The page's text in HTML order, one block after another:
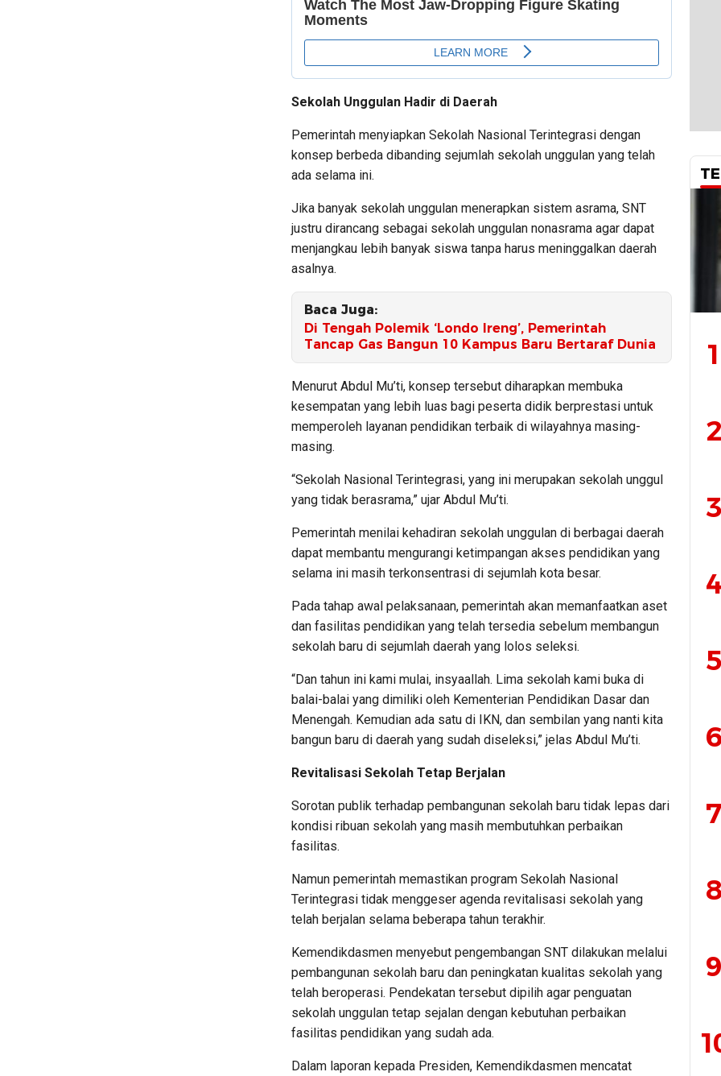
Sekolah Unggulan Hadir di Daerah
Pemerintah menyiapkan Sekolah Nasional Terintegrasi dengan
konsep berbeda dibanding sejumlah sekolah unggulan yang telah
ada selama ini.
Jika banyak sekolah unggulan menerapkan sistem asrama, SNT
justru dirancang sebagai sekolah unggulan nonasrama agar dapat
menjangkau lebih banyak siswa tanpa harus meninggalkan daerah
asalnya.
Baca Juga:
Di Tengah Polemik ‘Londo Ireng’, Pemerintah
Tancap Gas Bangun 10 Kampus Baru Bertaraf Dunia
Menurut Abdul Mu’ti, konsep tersebut diharapkan membuka
kesempatan yang lebih luas bagi peserta didik berprestasi untuk
memperoleh layanan pendidikan terbaik di wilayahnya masing-
masing.
“Sekolah Nasional Terintegrasi, yang ini merupakan sekolah unggul
yang tidak berasrama,” ujar Abdul Mu’ti.
Pemerintah menilai kehadiran sekolah unggulan di berbagai daerah
dapat membantu mengurangi ketimpangan akses pendidikan yang
selama ini masih terkonsentrasi di sejumlah kota besar.
Pada tahap awal pelaksanaan, pemerintah akan memanfaatkan aset
dan fasilitas pendidikan yang telah tersedia sebelum membangun
sekolah baru di sejumlah daerah yang lolos seleksi.
“Dan tahun ini kami mulai, insyaallah. Lima sekolah kami buka di
balai-balai yang dimiliki oleh Kementerian Pendidikan Dasar dan
Menengah. Kemudian ada satu di IKN, dan sembilan yang nanti kita
bangun baru di daerah yang sudah diseleksi,” jelas Abdul Mu’ti.
Revitalisasi Sekolah Tetap Berjalan
Sorotan publik terhadap pembangunan sekolah baru tidak lepas dari
kondisi ribuan sekolah yang masih membutuhkan perbaikan
fasilitas.
Namun pemerintah memastikan program Sekolah Nasional
Terintegrasi tidak menggeser agenda revitalisasi sekolah yang
telah berjalan selama beberapa tahun terakhir.
Kemendikdasmen menyebut pengembangan SNT dilakukan melalui
pembangunan sekolah baru dan peningkatan kualitas sekolah yang
telah beroperasi. Pendekatan tersebut dipilih agar penguatan
sekolah unggulan tetap sejalan dengan kebutuhan perbaikan
fasilitas pendidikan yang sudah ada.
Dalam laporan kepada Presiden, Kemendikdasmen mencatat
1
2
3
4
5
6
7
8
9